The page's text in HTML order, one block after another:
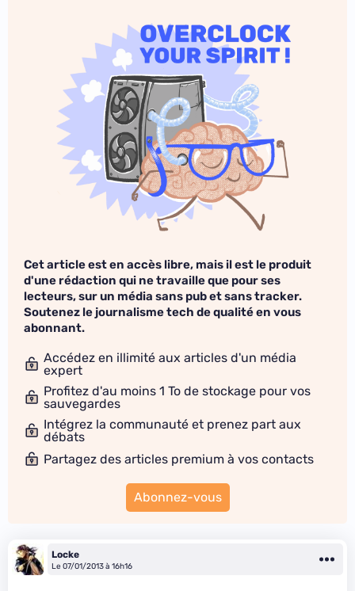
Cet article est en accès libre, mais il est le produit
d'une rédaction qui ne travaille que pour ses
lecteurs, sur un média sans pub et sans tracker.
Soutenez le journalisme tech de qualité en vous
abonnant.
Accédez en illimité aux articles d'un média
expert
Profitez d'au moins 1 To de stockage pour vos
sauvegardes
Intégrez la communauté et prenez part aux
débats
Partagez des articles premium à vos contacts
Abonnez-vous
Locke
Le 07/01/2013 à 16h16